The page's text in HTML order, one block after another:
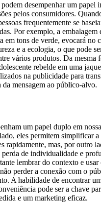
desempenhar um papel
pelos consumidores.
frequentemente se
Por exemplo, a embalagem
em tons de verde, evocará no
e a ecologia, o que pode
vários produtos. Da mesma
rebelde em uma
na publicidade para
da mensagem ao público-alvo.
um papel duplo em
eles permitem simplificar
rapidamente, mas, por outro
de individualidade e
lembrar do contexto e usar
perder a conexão com o
A habilidade de encontrar
pode ser a chave
e um marketing eficaz.